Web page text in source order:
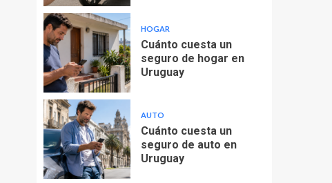
HOGAR
Cuánto cuesta un
seguro de hogar en
Uruguay
AUTO
Cuánto cuesta un
seguro de auto en
Uruguay